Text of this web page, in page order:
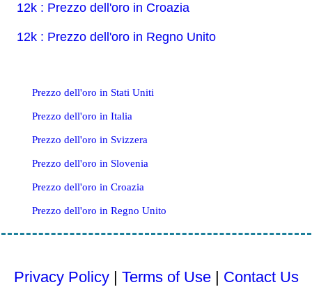
12k : Prezzo dell'oro in Croazia
12k : Prezzo dell'oro in Regno Unito
Prezzo dell'oro in Stati Uniti
Prezzo dell'oro in Italia
Prezzo dell'oro in Svizzera
Prezzo dell'oro in Slovenia
Prezzo dell'oro in Croazia
Prezzo dell'oro in Regno Unito
Privacy Policy |Terms of Use | Contact Us